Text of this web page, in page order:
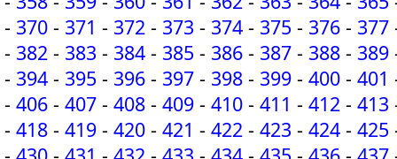
- 370 - 371 - 372 - 373 - 374 - 375 - 376 - 377
- 382 - 383 - 384 - 385 - 386 - 387 - 388 - 389
- 394 - 395 - 396 - 397 - 398 - 399 - 400 - 401
- 406 - 407 - 408 - 409 - 410 - 411 - 412 - 413
- 418 - 419 - 420 - 421 - 422 - 423 - 424 - 425